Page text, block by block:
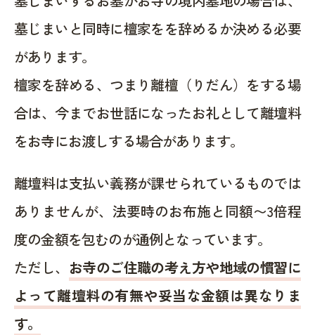
墓じまいと同時に檀家をを辞めるか決める必要
があります。
檀家を辞める、つまり離檀（りだん）をする場
合は、今までお世話になったお礼として離壇料
をお寺にお渡しする場合があります。
離壇料は支払い義務が課せられているものでは
ありませんが、法要時のお布施と同額〜3倍程
度の金額を包むのが通例となっています。
ただし、 お寺のご住職の考え方や地域の慣習に
よって離壇料の有無や妥当な金額は異なりま
す。